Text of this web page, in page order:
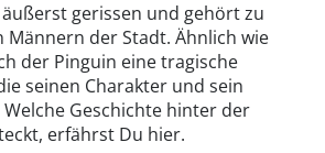
gerissen und gehört zu
Männern der Stadt. Ähnlich wie
der Pinguin eine tragische
seinen Charakter und sein
Geschichte hinter der
erfährst Du hier.